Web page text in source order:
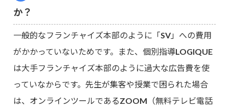
か？
一般的なフランチャイズ本部のように「SV」への費用
がかかっていないためです。また、個別指導LOGIQUE
は大手フランチャイズ本部のように過大な広告費を使
っていなからです。先生が集客や授業で困られた場合
は、オンラインツールであるZOOM（無料テレビ電話